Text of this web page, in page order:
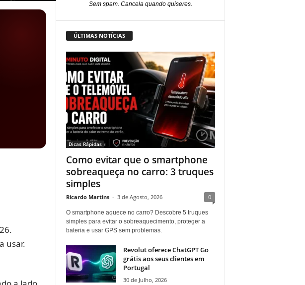
usar.
Sem spam. Cancela quando quiseres.
ÚLTIMAS NOTÍCIAS
Dicas Rápidas
Como evitar que o smartphone
sobreaqueça no carro: 3 truques
simples
Ricardo Martins - 3 de Agosto, 2026 0
O smartphone aquece no carro? Descobre 5 truques
simples para evitar o sobreaquecimento, proteger a
bateria e usar GPS sem problemas.
Revolut oferece ChatGPT Go
grátis aos seus clientes em
Portugal
30 de Julho, 2026